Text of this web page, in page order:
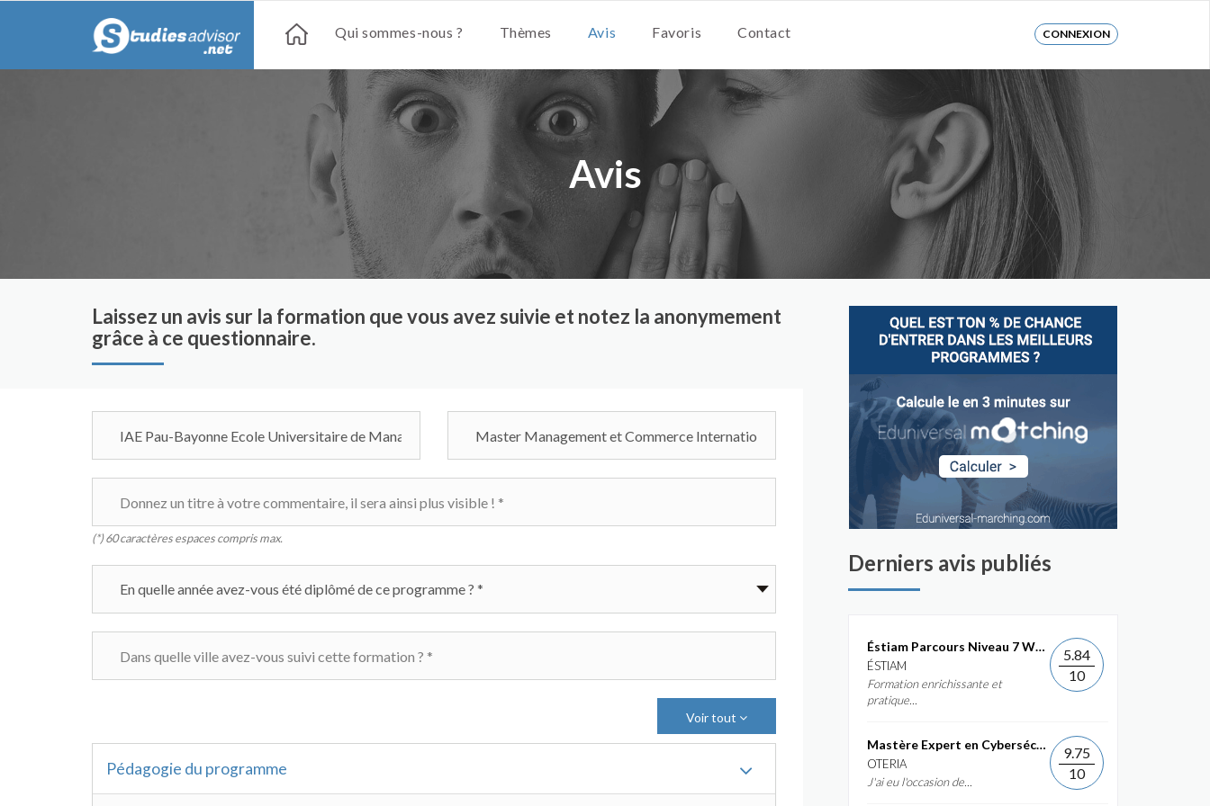
Qui sommes-nous ? Thèmes Avis Favoris Contact CONNEXION
Avis
Laissez un avis sur la formation que vous avez suivie et notez la anonymement
grâce à ce questionnaire.
(*) 60 caractères espaces compris max.
Voir tout
Pédagogie du programme
Derniers avis publiés
Éstiam Parcours Niveau 7 Web &...
ÉSTIAM
Formation enrichissante et
pratique...
5.84
10
Mastère Expert en Cybersécurité
OTERIA
J'ai eu l'occasion de...
9.75
10